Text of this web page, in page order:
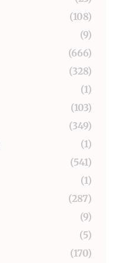
(108)
(9)
(666)
(328)
(1)
(103)
(349)
(1)
(541)
(1)
(287)
(9)
(5)
(170)